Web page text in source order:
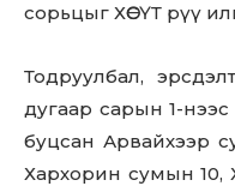
сорьцыг ХӨСҮТ рүү
Тодруулбал,
дугаар сарын 1-
буцсан Арвайхээр
Хархорин сумын 10,